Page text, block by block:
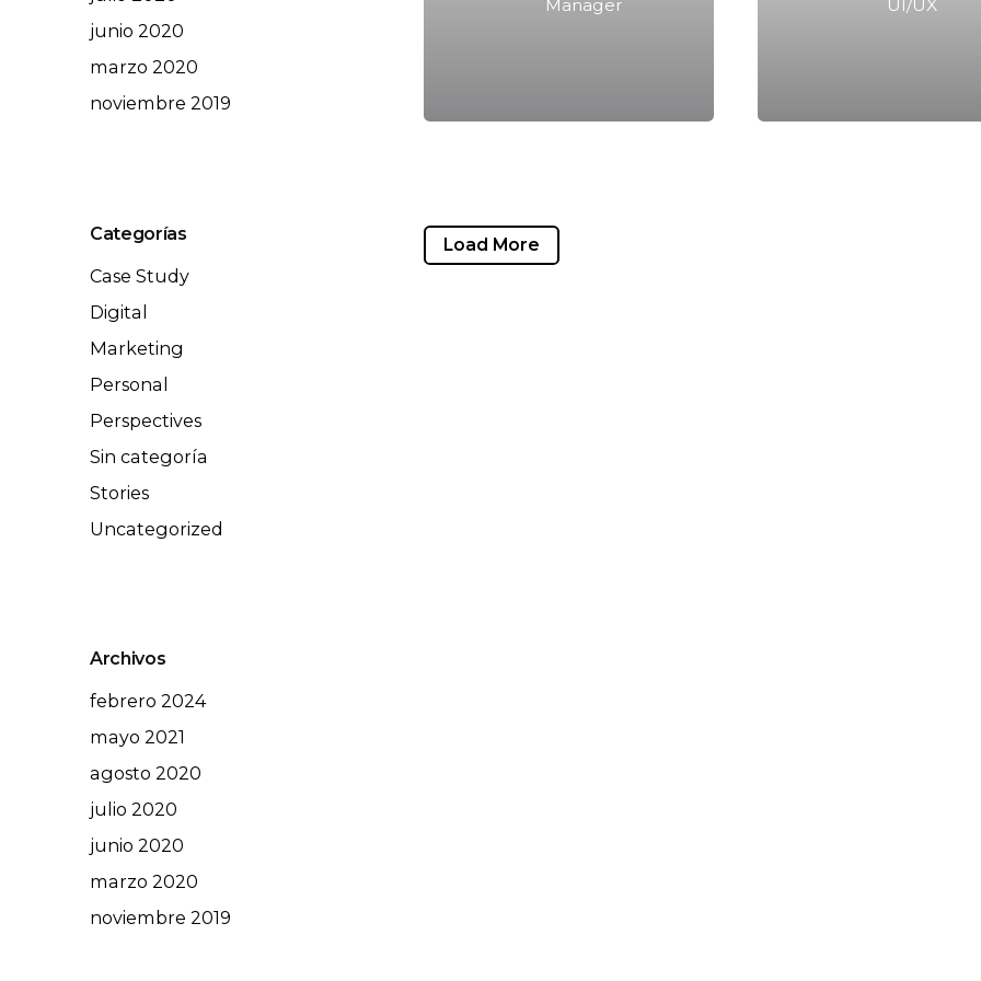
junio 2020
marzo 2020
noviembre 2019
Categorías
Case Study
Digital
Marketing
Personal
Perspectives
Sin categoría
Stories
Uncategorized
Archivos
febrero 2024
mayo 2021
agosto 2020
julio 2020
junio 2020
marzo 2020
noviembre 2019
Manager UI/UX
Load More